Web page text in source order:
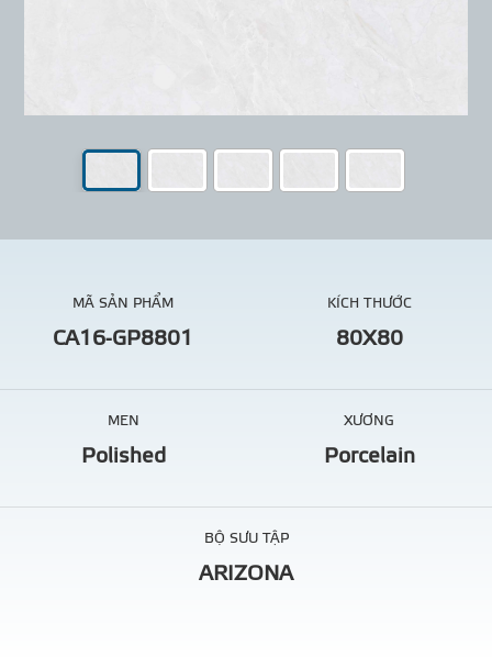
MÃ SẢN PHẨM
CA16-GP8801
KÍCH THƯỚC
80X80
MEN
Polished
XƯƠNG
Porcelain
BỘ SƯU TẬP
ARIZONA